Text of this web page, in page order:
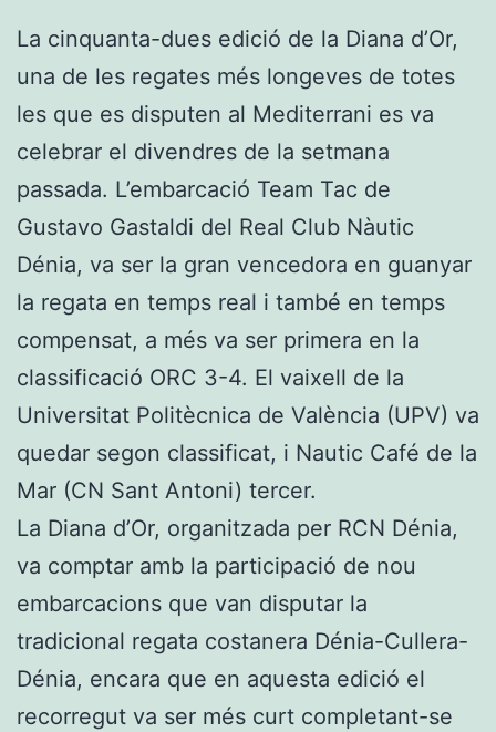
La cinquanta-dues edició de la Diana d’Or,
una de les regates més longeves de totes
les que es disputen al Mediterrani es va
celebrar el divendres de la setmana
passada. L’embarcació Team Tac de
Gustavo Gastaldi del Real Club Nàutic
Dénia, va ser la gran vencedora en guanyar
la regata en temps real i també en temps
compensat, a més va ser primera en la
classificació ORC 3-4. El vaixell de la
Universitat Politècnica de València (UPV) va
quedar segon classificat, i Nautic Café de la
Mar (CN Sant Antoni) tercer.
La Diana d’Or, organitzada per RCN Dénia,
va comptar amb la participació de nou
embarcacions que van disputar la
tradicional regata costanera Dénia-Cullera-
Dénia, encara que en aquesta edició el
recorregut va ser més curt completant-se